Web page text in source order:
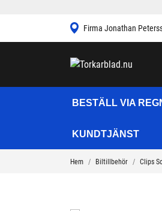
Firma Jonathan
BESTÄLL VIA
KUNDTJÄNST
Hem Biltillbehör Clips